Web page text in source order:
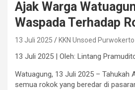
Ajak Warga
Waspada Terhadap
13 Juli 2025 KKN Unsoed Purwokerto
13 Juli 2025 | Oleh: Lintang
Watuagung, 13 Juli 2025 – Tahukah
semua rokok yang beredar di